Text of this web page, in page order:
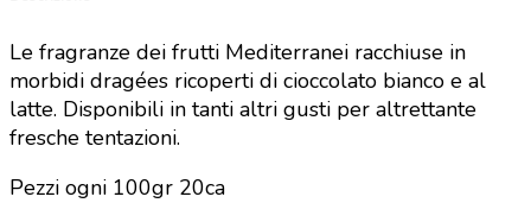
Le fragranze dei frutti Mediterranei racchiuse in
morbidi dragées ricoperti di cioccolato bianco e al
latte. Disponibili in tanti altri gusti per altrettante
fresche tentazioni.
Pezzi ogni 100gr 20ca